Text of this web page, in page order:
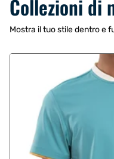
Collezioni di
Mostra il tuo stile dentro e